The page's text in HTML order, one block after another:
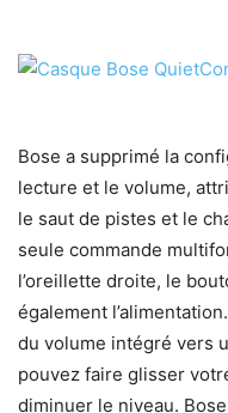
Bose a supprimé la
lecture et le volume,
le saut de pistes et le
seule commande
l’oreillette droite, le
également
du volume intégré vers
pouvez faire glisser
diminuer le niveau.